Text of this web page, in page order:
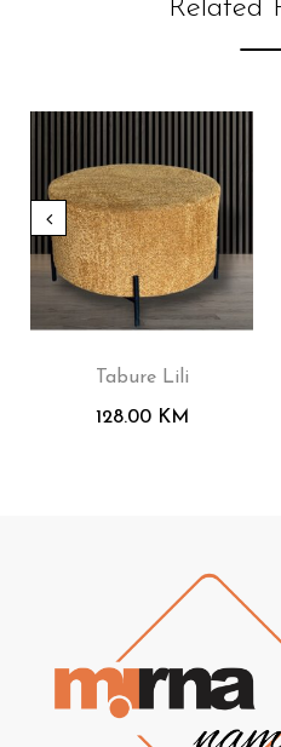
Related
Tabure Lili
128.00 KM